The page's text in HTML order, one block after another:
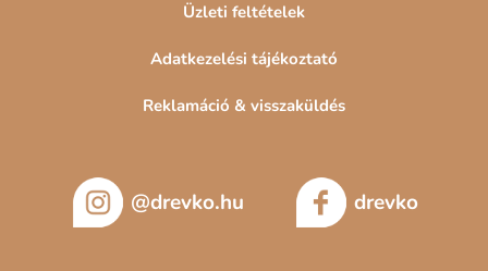
Üzleti feltételek
Adatkezelési tájékoztató
Reklamáció & visszaküldés
@drevko.hu drevko